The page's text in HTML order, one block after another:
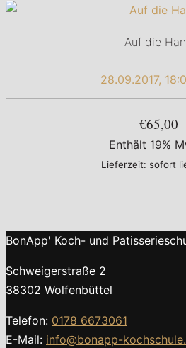
Auf die
28.09.2017,
€65,00
Enthält 19%
Lieferzeit: sofort
BonApp' Koch- und
Schweigerstraße 2
38302 Wolfenbüttel
Telefon: 0178 6673061
E-Mail: info@bonapp-